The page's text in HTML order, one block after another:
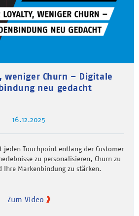
weniger Churn – Digitale
neu gedacht
16.12.2025
jeden Touchpoint entlang der Customer
zu personalisieren, Churn zu
Ihre Markenbindung zu stärken.
Zum Video